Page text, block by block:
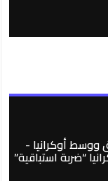
أوكرانيا -
“ضربة استباقية”